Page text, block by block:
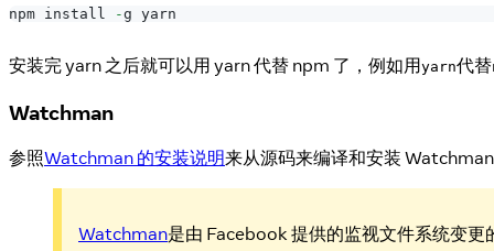
npm install -g yarn
安装完 yarn 之后就可以用 yarn 代替 npm 了，例如用yarn代替
Watchman
参照Watchman 的安装说明来从源码来编译和安装
Watchman是由 Facebook 提供的监视文件系统变